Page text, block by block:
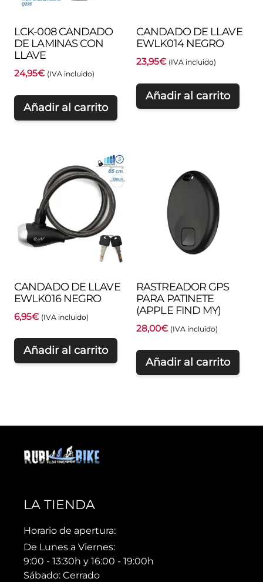
LCK-008 CANDADO
DE LAMINAS CON
LLAVE
24,95€ (IVA incluido)
Añadir al carrito
CANDADO DE LLAVE
EWLK014 NEGRO
23,95€ (IVA incluido)
Añadir al carrito
CANDADO DE LLAVE
EWLK016 NEGRO
6,95€ (IVA incluido)
Añadir al carrito
RASTREADOR GPS
PARA PATINETE
(APPLE FIND MY)
28,00€ (IVA incluido)
Añadir al carrito
LA TIENDA
Horario de apertura:
De Lunes a Viernes:
9:00 - 13:30h y 16:00 - 19:00h
Sábado: Cerrado